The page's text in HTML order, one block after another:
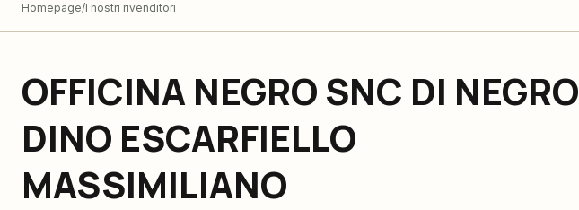
Homepage I nostri rivenditori
OFFICINA NEGRO SNC DI NEGRO
DINO ESCARFIELLO
MASSIMILIANO